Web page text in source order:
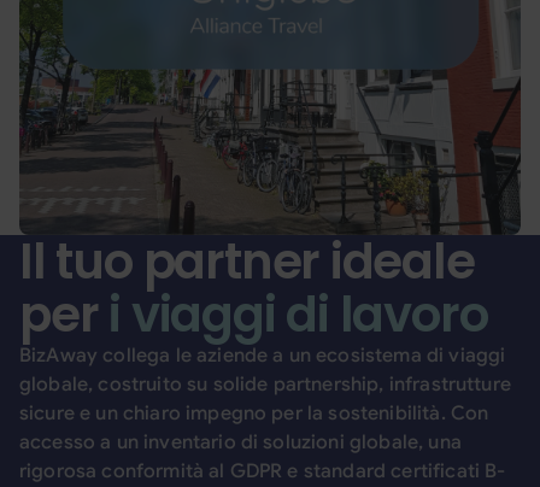
Il tuo partner ideale
peri viaggi di lavoro
BizAway collega le aziende a un ecosistema di viaggi
globale, costruito su solide partnership, infrastrutture
sicure e un chiaro impegno per la sostenibilità. Con
accesso a un inventario di soluzioni globale, una
rigorosa conformità al GDPR e standard certificati B-